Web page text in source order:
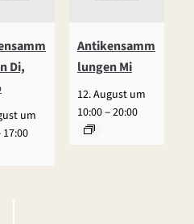
Di,
um
17:00
Antikensamm
lungen Mi
12. August um
10:00–20:00